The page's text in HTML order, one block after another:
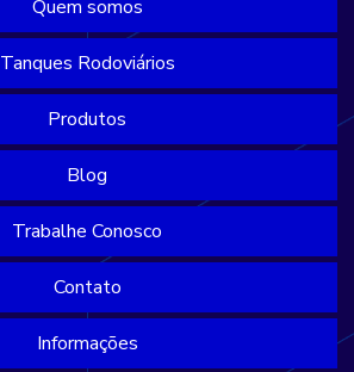
Quem somos
Tanques Rodoviários
Produtos
Blog
Trabalhe Conosco
Contato
Informações